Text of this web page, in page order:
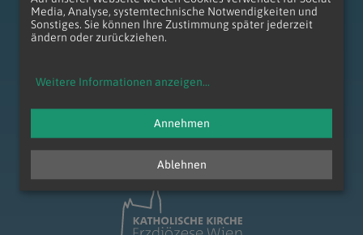
Media, Analyse, systemtechnische Notwendigkeiten und
Sonstiges. Sie können Ihre Zustimmung später jederzeit
ändern oder zurückziehen.
Weitere Informationen anzeigen...
Ablehnen
Annehmen